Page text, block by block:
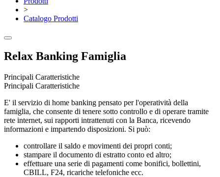
>
Catalogo Prodotti
Relax Banking Famiglia
Principali Caratteristiche
Principali Caratteristiche
E' il servizio di home banking pensato per l'operatività della
famiglia, che consente di tenere sotto controllo e di operare tramite
rete internet, sui rapporti intrattenuti con la Banca, ricevendo
informazioni e impartendo disposizioni. Si può:
controllare il saldo e movimenti dei propri conti;
stampare il documento di estratto conto ed altro;
effettuare una serie di pagamenti come bonifici, bollettini,
CBILL, F24, ricariche telefoniche ecc.